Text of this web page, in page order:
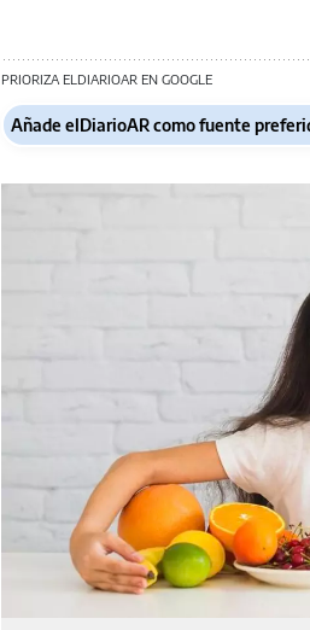
PRIORIZA ELDIARIOAR EN GOOGLE
Añade elDiarioAR como fuente